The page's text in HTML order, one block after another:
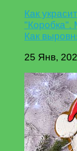
Как
"Коробка".
Как
25 Янв,